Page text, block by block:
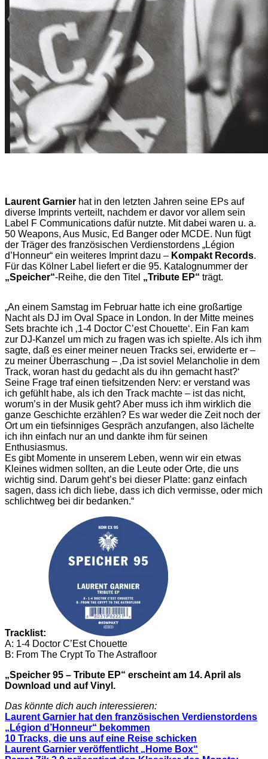
Laurent Garnier hat in den letzten Jahren seine EPs auf
diverse Imprints verteilt, nachdem er davor vor allem sein
Label F Communications dafür nutzte. Mit dabei waren u. a.
50 Weapons, Aus Music, Ed Banger oder MCDE. Nun fügt
der Träger des französischen Verdienstordens „Légion
d’Honneur“ ein weiteres Imprint dazu – Kompakt Records.
Für das Kölner Label liefert er die 95. Katalognummer der
„Speicher“-Reihe, die den Titel „Tribute EP“ trägt.
„An einem Samstag im Februar hatte ich eine großartige
Nacht als DJ im Oval Space in London. In der Mitte meines
Sets brachte ich ‚1-4 Doctor C’est Chouette‘. Ein Fan kam
zur DJ-Kanzel um mich zu fragen was ich spielte. Als ich ihm
sagte, daß es einer meiner neuen Tracks sei, erwiderte er –
zu meiner Überraschung – ‚Da ist soviel Melancholie in dem
Track, woran hast du gedacht als du ihn gemacht hast?‘
Seine Frage traf einen tiefsitzenden Nerv: er verstand was
ich gefühlt habe, als ich den Track machte – ist das nicht,
worum’s in der Musik geht? Aber muss ich ihm wirklich die
ganze Geschichte erzählen? Es war weder die Zeit noch der
Ort um ein tiefsinniges Gespräch anzufangen, also lächelte
ich ihn einfach nur an und dankte ihm für seinen
Enthusiasmus.
Es gibt Momente in unserem Leben, wenn wir ein etwas
Kleines widmen sollten, an die Leute oder Orte, die uns
wichtig sind. Darum geht’s bei dieser Platte: ganz einfach
sagen, dass ich dich liebe, dass ich dich vermisse, oder mich
schlichtweg bei dir bedanken.“
Tracklist:
A: 1-4 Doctor C’Est Chouette
B: From The Crypt To The Astrafloor
„Speicher 95 – Tribute EP“ erscheint am 14. April als
Download und auf Vinyl.
Das könnte dich auch interessieren:
Laurent Garnier hat den französischen Verdienstordens
„Légion d’Honneur“ bekommen
10 Tracks, die uns auf eine Reise schicken
Laurent Garnier veröffentlicht „Home Box“